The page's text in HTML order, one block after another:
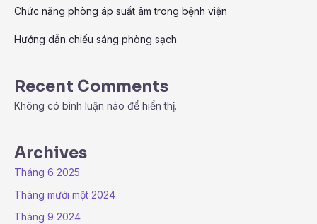
Chức năng phòng áp suất âm trong bệnh viện
Hướng dẫn chiếu sáng phòng sạch
Recent Comments
Không có bình luận nào để hiển thị.
Archives
Tháng 6 2025
Tháng mười một 2024
Tháng 9 2024